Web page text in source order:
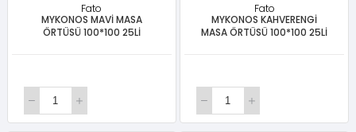
Fato
MYKONOS MAVİ MASA
ÖRTÜSÜ 100*100 25Lİ
Fato
MYKONOS KAHVERENGİ
MASA ÖRTÜSÜ 100*100 25Lİ